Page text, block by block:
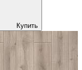
Купить